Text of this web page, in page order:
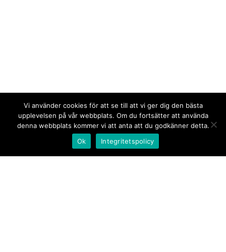
Vi använder cookies för att se till att vi ger dig den bästa
upplevelsen på vår webbplats. Om du fortsätter att använda
denna webbplats kommer vi att anta att du godkänner detta.
Ok
Integritetspolicy